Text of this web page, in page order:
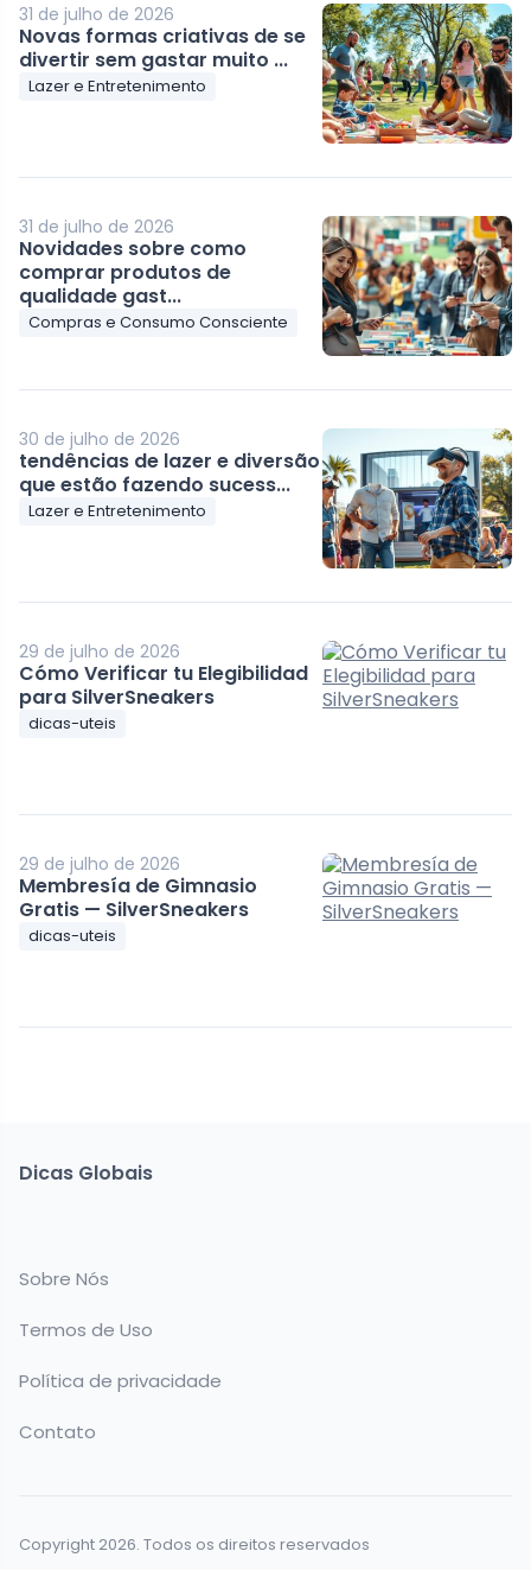
31 de julho de 2026
Novas formas criativas de se
divertir sem gastar muito ...
Lazer e Entretenimento
31 de julho de 2026
Novidades sobre como
comprar produtos de
qualidade gast...
Compras e Consumo Consciente
30 de julho de 2026
tendências de lazer e diversão
que estão fazendo sucess...
Lazer e Entretenimento
29 de julho de 2026
Cómo Verificar tu Elegibilidad
para SilverSneakers
dicas-uteis
29 de julho de 2026
Membresía de Gimnasio
Gratis — SilverSneakers
dicas-uteis
Dicas Globais
Sobre Nós
Termos de Uso
Política de privacidade
Contato
Copyright 2026. Todos os direitos reservados